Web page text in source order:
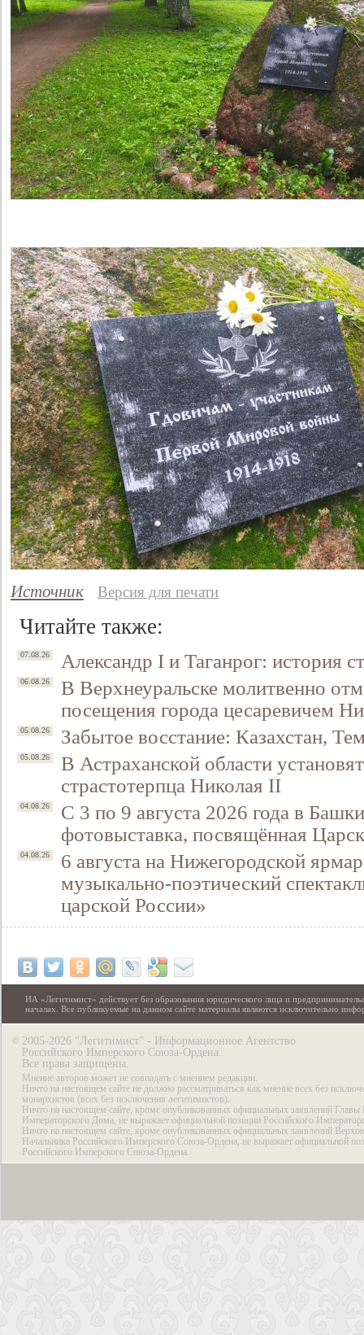
Источник Версия для печати
Читайте также:
07.08.26 Александр I и Таганрог: история
06.08.26
В Верхнеуральске молитвенно
посещения города цесаревичем
05.08.26 Забытое восстание: Казахстан,
05.08.26
В Астраханской области
страстотерпца Николая II
04.08.26
С 3 по 9 августа 2026 года в
фотовыставка, посвящённая
04.08.26
6 августа на Нижегородской
музыкально-поэтический
царской России»
ИА «Легитимист» действует без образования юридического лица и
началах. Все публикуемые на данном сайте материалы являются исключительно
© 2005-2026 “Легитимист” - Информационное Агентство
Российского Имперского Союза-Ордена.
Все права защищены.
Мнение авторов может не совпадать с мнением редакции.
Ничто на настоящем сайте не должно рассматриваться как мнение всех без
монархистов (всех без исключения легитимистов).
Ничто на настоящем сайте, кроме опубликованных официальных заявлений Главы
Императорского Дома, не выражает официальной позиции Российского
Ничто на настоящем сайте, кроме опубликованных официальных заявлений
Начальника Российского Имперского Союза-Ордена, не выражает официальной
Российского Имперского Союза-Ордена.